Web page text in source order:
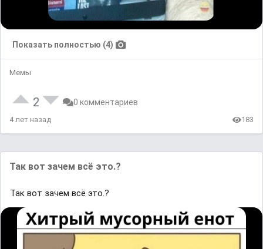
Показать полностью (4)
Мемы
2 0 комментариев
4 лет назад 183
Так вот зачем всё это.?
Так вот зачем всё это.?